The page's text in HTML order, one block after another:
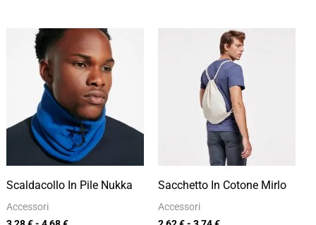
Scaldacollo In Pile Nukka
Accessori
Fascia
prezzo:
da
3,28 €
4,68 €
Sacchetto In Cotone Mirlo
Accessori
Fascia
di
prezzo:
da
2,62 €
a
3,74 €